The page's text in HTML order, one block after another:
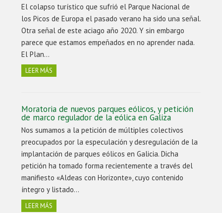
El colapso turístico que sufrió el Parque Nacional de
los Picos de Europa el pasado verano ha sido una señal.
Otra señal de este aciago año 2020. Y sin embargo
parece que estamos empeñados en no aprender nada.
El Plan…
LEER MÁS
Moratoria de nuevos parques eólicos, y petición
de marco regulador de la eólica en Galiza
Nos sumamos a la petición de múltiples colectivos
preocupados por la especulación y desregulación de la
implantación de parques eólicos en Galicia. Dicha
petición ha tomado forma recientemente a través del
manifiesto «Aldeas con Horizonte», cuyo contenido
íntegro y listado…
LEER MÁS